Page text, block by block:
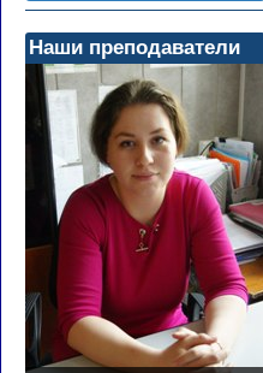
Наши преподаватели